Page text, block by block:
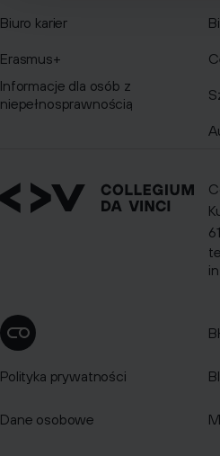
Biuro karier
Erasmus+
Informacje dla osób z
niepełnosprawnością
Zmień ustawienia cookies
Polityka prywatności
Dane osobowe